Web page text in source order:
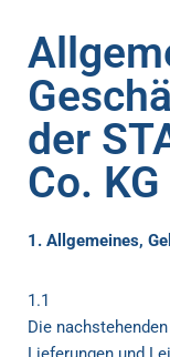
der
Co. KG
1. Allgemeines,
1.1
Die